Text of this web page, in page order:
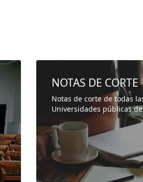
NOTAS DE CORTE
Notas de corte de todas
Universidades públicas